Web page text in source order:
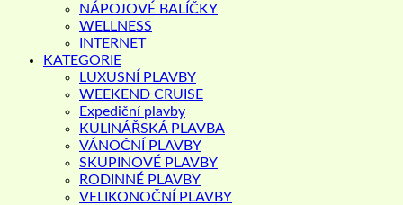
NÁPOJOVÉ BALÍČKY
WELLNESS
INTERNET
KATEGORIE
LUXUSNÍ PLAVBY
WEEKEND CRUISE
Expediční plavby
KULINÁŘSKÁ PLAVBA
VÁNOČNÍ PLAVBY
SKUPINOVÉ PLAVBY
RODINNÉ PLAVBY
VELIKONOČNÍ PLAVBY